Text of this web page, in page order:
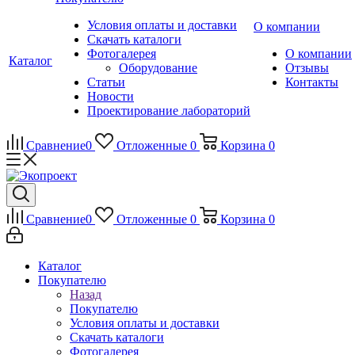
Каталог
Условия оплаты и доставки
Скачать каталоги
Фотогалерея
Оборудование
Статьи
Новости
Проектирование лабораторий
О компании
О компании
Отзывы
Контакты
Сравнение0 Отложенные 0 Корзина 0
Сравнение0 Отложенные 0 Корзина 0
Каталог
Покупателю
Назад
Покупателю
Условия оплаты и доставки
Скачать каталоги
Фотогалерея